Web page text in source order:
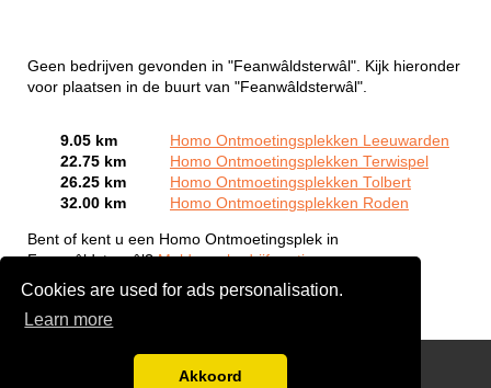
Cookies are used for ads personalisation.
Learn more
Akkoord
Geen bedrijven gevonden in "Feanwâldsterwâl". Kijk hieronder
voor plaatsen in de buurt van "Feanwâldsterwâl".
9.05 km
Homo Ontmoetingsplekken Leeuwarden
22.75 km
Homo Ontmoetingsplekken Terwispel
26.25 km
Homo Ontmoetingsplekken Tolbert
32.00 km
Homo Ontmoetingsplekken Roden
Bent of kent u een Homo Ontmoetingsplek in
Feanwâldsterwâl?Meld een bedrijf gratis aan